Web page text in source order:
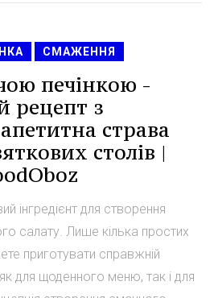
СМАЖЕННЯ
печінкою -
рецепт з
страва
столів |
інгредієнт для створення
салату. Лише кілька простих
приготувати справжній
як для щоденного меню, так і для